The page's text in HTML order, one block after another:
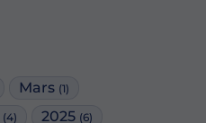
Mars (1)
(4) 2025 (6)